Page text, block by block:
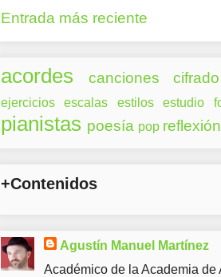
Entrada más reciente
acordes canciones cifrado
ejercicios escalas estilos estudio
pianistas poesía pop reflexión
+Contenidos
Agustín Manuel Martínez
Académico de la Academia